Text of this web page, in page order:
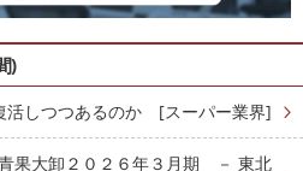
)
活しつつあるのか [スーパー業界]
果大卸２０２６年３月期 － 東北